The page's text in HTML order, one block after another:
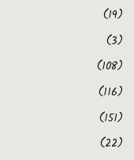
(19)
(3)
(108)
(116)
(151)
(22)